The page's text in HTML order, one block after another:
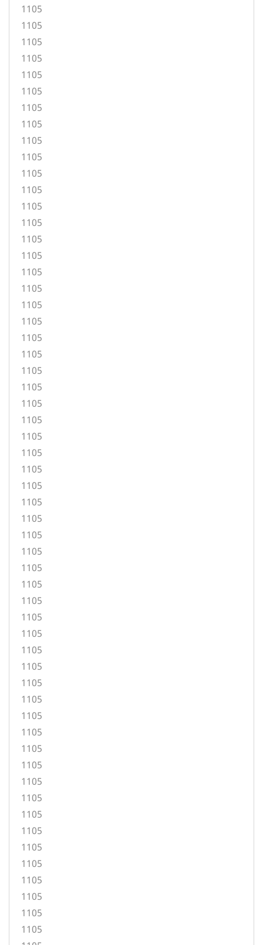
1105
1105
1105
1105
1105
1105
1105
1105
1105
1105
1105
1105
1105
1105
1105
1105
1105
1105
1105
1105
1105
1105
1105
1105
1105
1105
1105
1105
1105
1105
1105
1105
1105
1105
1105
1105
1105
1105
1105
1105
1105
1105
1105
1105
1105
1105
1105
1105
1105
1105
1105
1105
1105
1105
1105
1105
1105